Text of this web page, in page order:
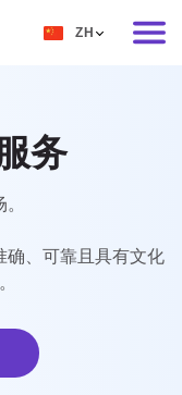
ZH
务
确、可靠且具有文化